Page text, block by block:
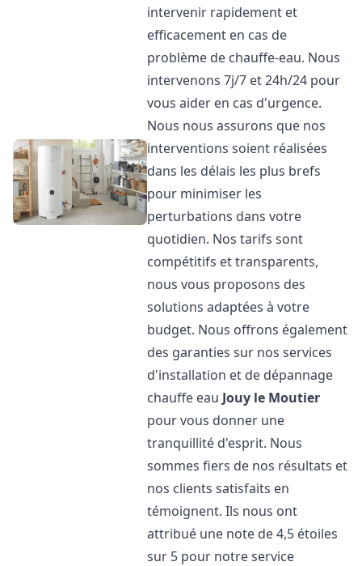
intervenir rapidement et
efficacement en cas de
problème de chauffe-eau. Nous
intervenons 7j/7 et 24h/24 pour
vous aider en cas d'urgence.
Nous nous assurons que nos
interventions soient réalisées
dans les délais les plus brefs
pour minimiser les
perturbations dans votre
quotidien. Nos tarifs sont
compétitifs et transparents,
nous vous proposons des
solutions adaptées à votre
budget. Nous offrons également
des garanties sur nos services
d'installation et de dépannage
chauffe eau Jouy le Moutier
pour vous donner une
tranquillité d'esprit. Nous
sommes fiers de nos résultats et
nos clients satisfaits en
témoignent. Ils nous ont
attribué une note de 4,5 étoiles
sur 5 pour notre service